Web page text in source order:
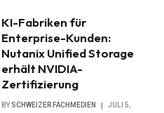
KI-Fabriken für
Enterprise-Kunden:
Nutanix Unified Storage
erhält NVIDIA-
Zertifizierung
BY SCHWEIZER FACHMEDIEN
JULI 5,